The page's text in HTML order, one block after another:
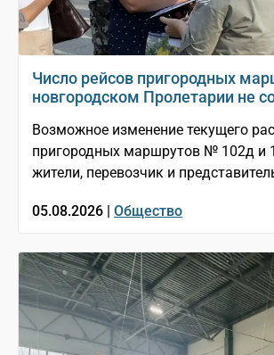
Число рейсов пригородных
новгородском Пролетарии не
Возможное изменение текущего
пригородных маршрутов № 102д и
жители, перевозчик и
05.08.2026 | Общество